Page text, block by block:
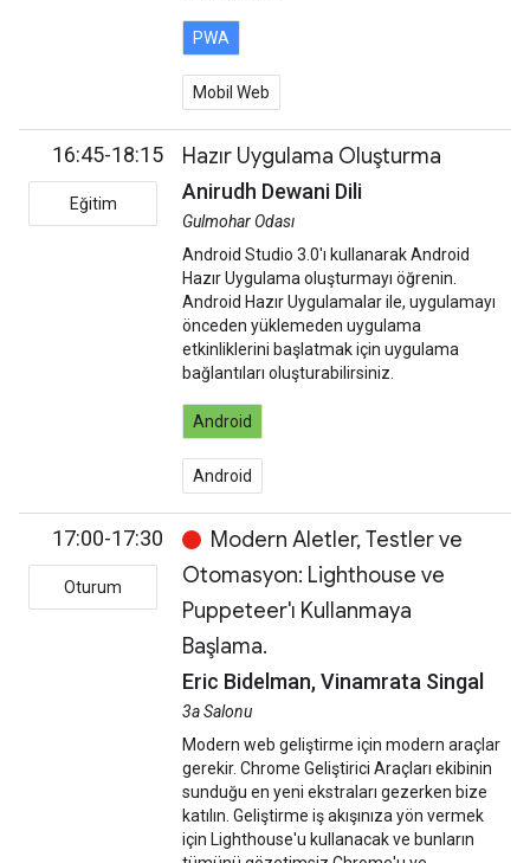
PWA
Mobil Web
16:45-18:15
Eğitim
Hazır Uygulama Oluşturma
Anirudh Dewani Dili
Gulmohar Odası
Android Studio 3.0'ı kullanarak Android
Hazır Uygulama oluşturmayı öğrenin.
Android Hazır Uygulamalar ile, uygulamayı
önceden yüklemeden uygulama
etkinliklerini başlatmak için uygulama
bağlantıları oluşturabilirsiniz.
Android
Android
17:00-17:30
Oturum
Modern Aletler, Testler ve
Otomasyon: Lighthouse ve
Puppeteer'ı Kullanmaya
Başlama.
Eric Bidelman, Vinamrata Singal
3a Salonu
Modern web geliştirme için modern araçlar
gerekir. Chrome Geliştirici Araçları ekibinin
sunduğu en yeni ekstraları gezerken bize
katılın. Geliştirme iş akışınıza yön vermek
için Lighthouse'u kullanacak ve bunların